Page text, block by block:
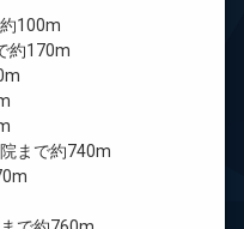
100m
約170m
まで約740m